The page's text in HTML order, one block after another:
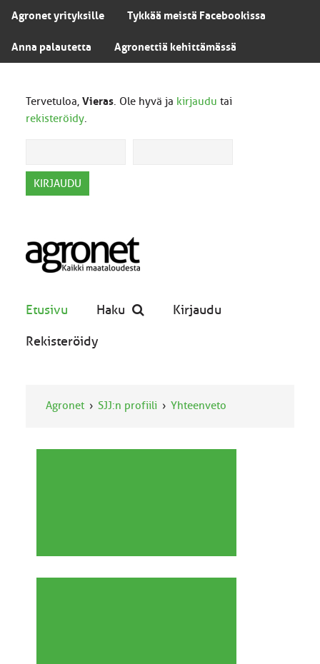
Agronet yrityksille Tykkää meistä Facebookissa
Anna palautetta Agronettiä kehittämässä
Tervetuloa, Vieras. Ole hyvä ja kirjaudu tai
rekisteröidy.
Etusivu Haku Kirjaudu
Rekisteröidy
Agronet SJJ:n profiili Yhteenveto